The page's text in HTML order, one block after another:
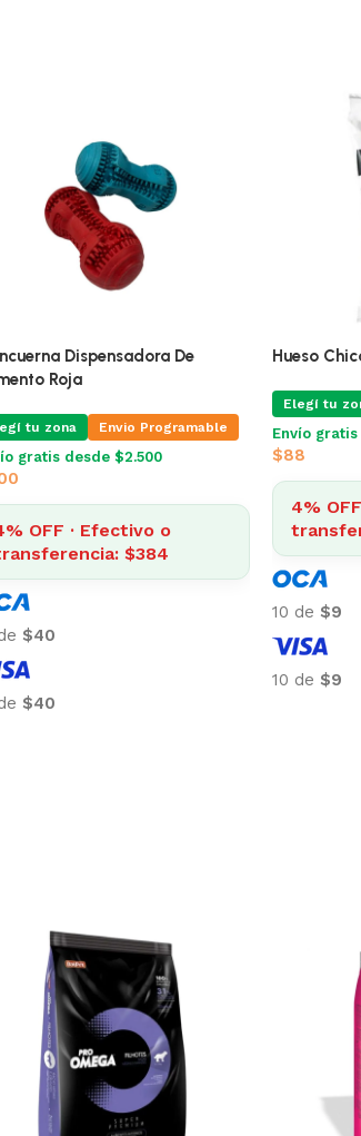
Dispensadora De
Roja
tu zona Envio Programable
gratis desde $2.500
OFF · Efectivo o
$384
$40
$40
Hueso
Elegí tu
Envío
$88
4%
10 de $9
10 de $9